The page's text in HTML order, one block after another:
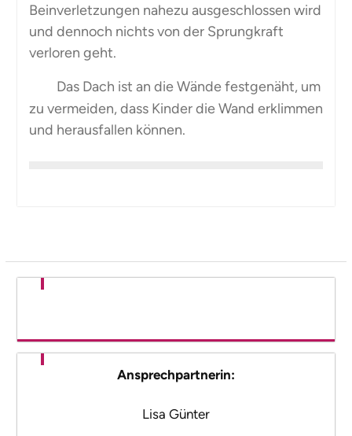
Beinverletzungen nahezu ausgeschlossen wird
und dennoch nichts von der Sprungkraft
verloren geht.
Das Dach ist an die Wände festgenäht, um
zu vermeiden, dass Kinder die Wand erklimmen
und herausfallen können.
Ansprechpartnerin:
Lisa Günter